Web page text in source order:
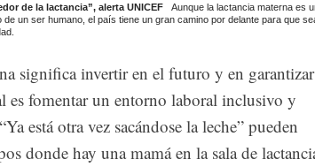
de la lactancia”, alerta UNICEF
Aunque la lactancia materna es
un ser humano, el país tiene un gran camino por delante para que
significa invertir en el futuro y en garantizar
es fomentar un entorno laboral inclusivo y
está otra vez sacándose la leche” pueden
donde hay una mamá en la sala de